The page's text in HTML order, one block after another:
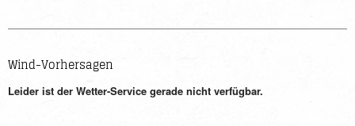
Wind-Vorhersagen